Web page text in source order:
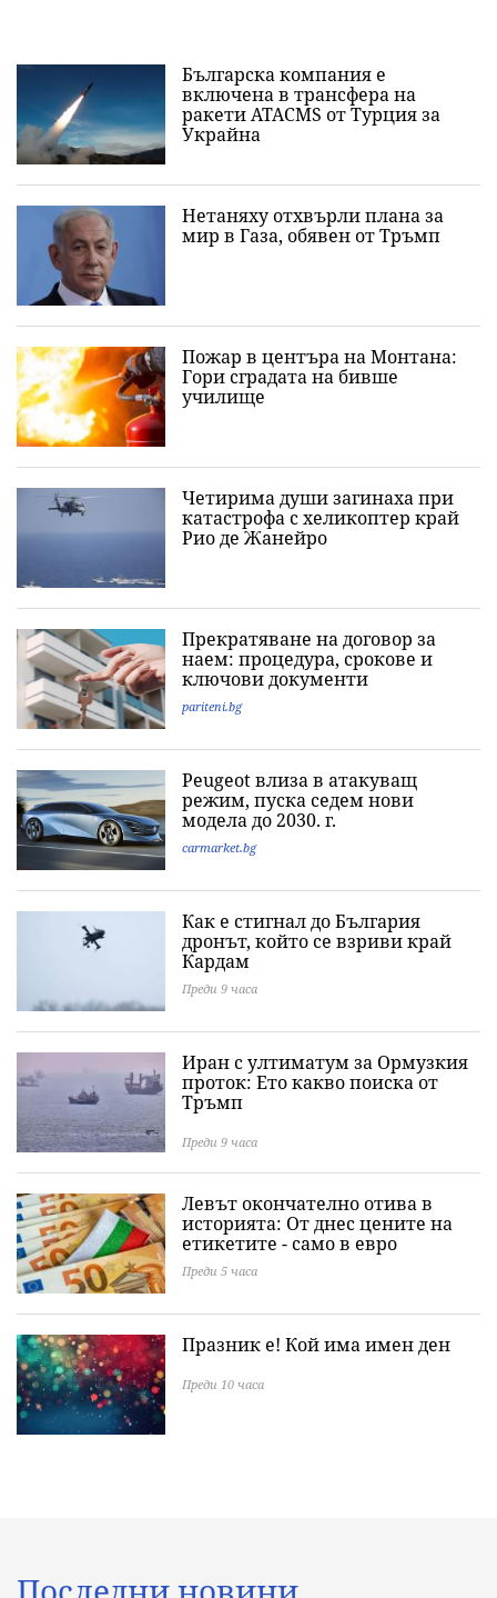
Българска компания е
включена в трансфера на
ракети ATACMS от Турция за
Украйна
Нетаняху отхвърли плана за
мир в Газа, обявен от Тръмп
Пожар в центъра на Монтана:
Гори сградата на бивше
училище
Четирима души загинаха при
катастрофа с хеликоптер край
Рио де Жанейро
Прекратяване на договор за
наем: процедура, срокове и
ключови документи
pariteni.bg
Peugeot влиза в атакуващ
режим, пуска седем нови
модела до 2030. г.
carmarket.bg
Как е стигнал до България
дронът, който се взриви край
Кардам
Преди 9 часа
Иран с ултиматум за Ормузкия
проток: Ето какво поиска от
Тръмп
Преди 9 часа
Левът окончателно отива в
историята: Oт днес цените на
етикетите - само в евро
Преди 5 часа
Празник е! Кой има имен ден
Преди 10 часа